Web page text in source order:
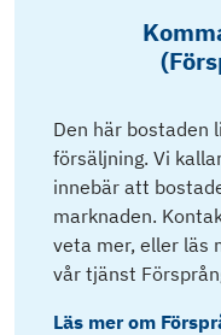
Den här bostaden
försäljning. Vi
innebär att
marknaden.
veta mer, eller läs
vår tjänst
Läs mer om